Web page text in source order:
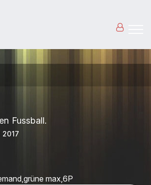
Fussball.
grüne max 6P